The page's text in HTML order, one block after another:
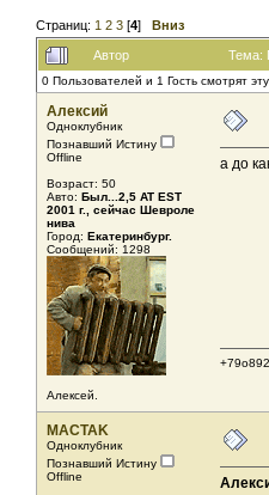
Страниц: 1 2 3 [4] Вниз
Автор Тема:
0 Пользователей и 1 Гость смотрят
Алексий
Одноклубник
Познавший Истину
Offline
Возраст: 50
Авто: Был...2,5 AT EST
2001 г., сейчас Шевроле
нива
Город: Екатеринбург.
Сообщений: 1298
Алексей.
а до
MACTAK
Одноклубник
Познавший Истину
Offline